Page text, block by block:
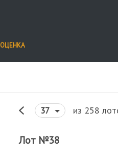
ОЦЕНКА
37 из 258
Лот №38